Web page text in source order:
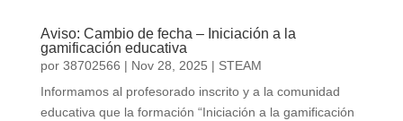
Aviso: Cambio de fecha – Iniciación a la
gamificación educativa
por 38702566 | Nov 28, 2025 | STEAM
Informamos al profesorado inscrito y a la comunidad
educativa que la formación “Iniciación a la gamificación